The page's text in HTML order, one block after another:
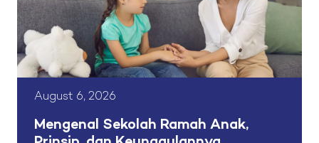
August 6, 2026
Mengenal Sekolah Ramah Anak,